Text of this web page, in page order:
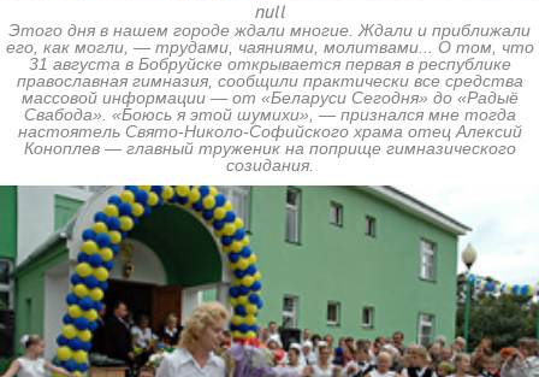
null
Этого дня в нашем городе ждали многие. Ждали и приближали
его, как могли, — трудами, чаяниями, молитвами... О том, что
31 августа в Бобруйске открывается первая в республике
православная гимназия, сообщили практически все средства
массовой информации — от «Беларуси Сегодня» до «Радыё
Свабода». «Боюсь я этой шумихи», — признался мне тогда
настоятель Свято-Николо-Софийского храма отец Алексий
Коноплев — главный труженик на поприще гимназического
созидания.